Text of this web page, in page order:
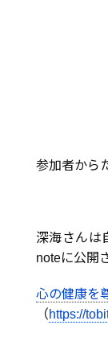
参加者から
深海さんは
noteに公開
心の健康を
（ https://